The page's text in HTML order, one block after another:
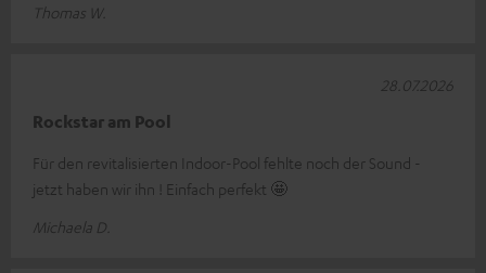
Thomas W.
Rockstar am Pool
Für den revitalisierten Indoor-Pool fehlte noch der Sound -
jetzt haben wir ihn ! Einfach perfekt 🤩
Michaela D.
28.07.2026